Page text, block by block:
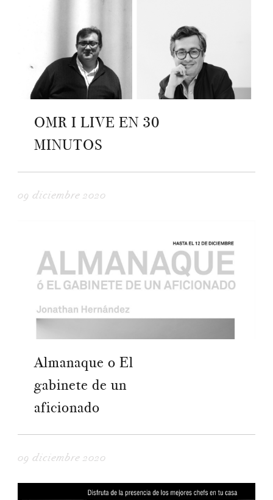
OMR I LIVE EN 30
MINUTOS
09 diciembre 2020
Almanaque o El
gabinete de un
aficionado
09 diciembre 2020